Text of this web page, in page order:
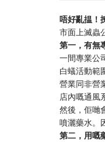
唔好亂揾！
市面上滅蟲
第一，有無
一間專業公
白蟻活動範
營業同非營
店內嘅通風
然後，佢哋
噴灑藥水。
第二，用嘅